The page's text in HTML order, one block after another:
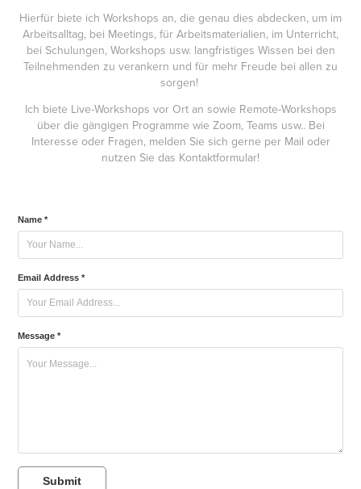
Hierfür biete ich Workshops an, die genau dies abdecken, um im
Arbeitsalltag, bei Meetings, für Arbeitsmaterialien, im Unterricht,
bei Schulungen, Workshops usw. langfristiges Wissen bei den
Teilnehmenden zu verankern und für mehr Freude bei allen zu
sorgen!
Ich biete Live-Workshops vor Ort an sowie Remote-Workshops
über die gängigen Programme wie Zoom, Teams usw.. Bei
Interesse oder Fragen, melden Sie sich gerne per Mail oder
nutzen Sie das Kontaktformular!
Name *
Email Address *
Message *
Submit